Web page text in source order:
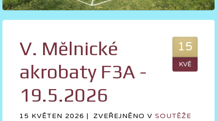
15
KVĚ
V. Mělnické
akrobaty F3A -
19.5.2026
15 KVĚTEN 2026 | ZVEŘEJNĚNO V SOUTĚŽE